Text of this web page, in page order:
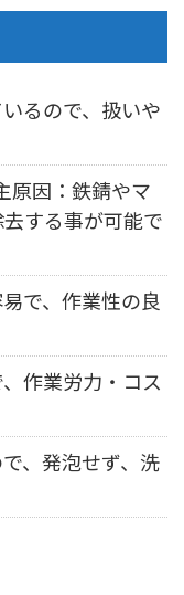
るので、扱いや
原因：鉄錆やマ
する事が可能で
で、作業性の良
作業労力・コス
、発泡せず、洗